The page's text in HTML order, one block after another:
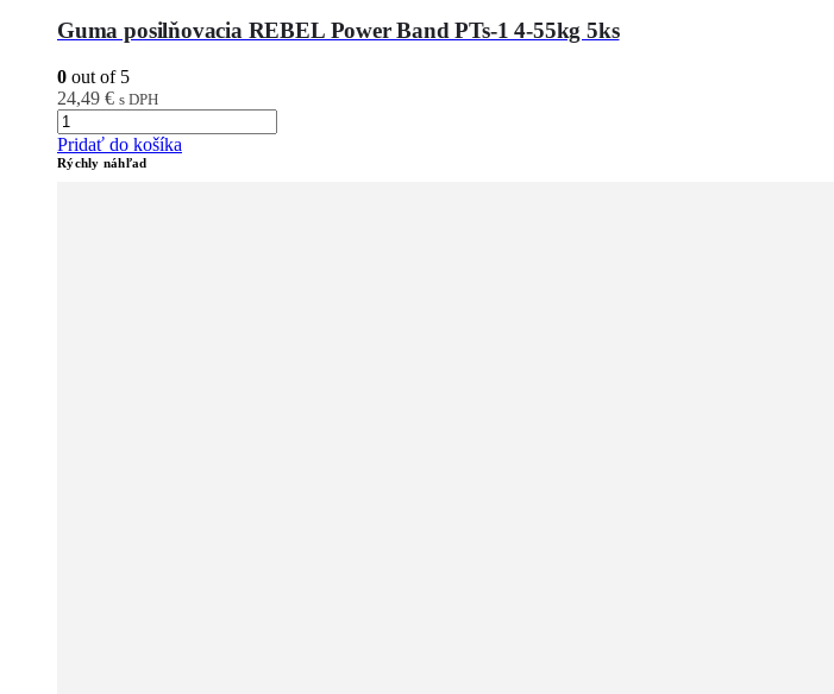
Guma posilňovacia REBEL Power Band PTs-1 4-55kg 5ks
0 out of 5
24,49 € s DPH
Pridať do košíka
Rýchly náhľad